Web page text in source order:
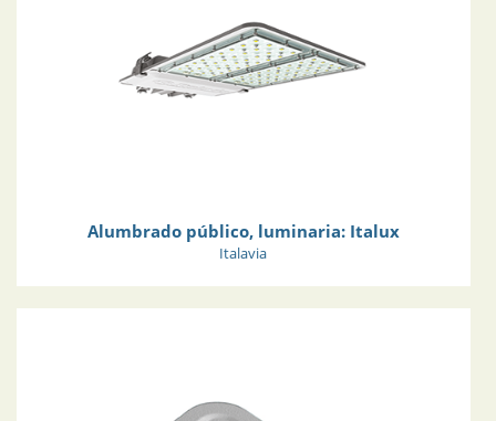
Alumbrado público, luminaria: Italux
Italavia